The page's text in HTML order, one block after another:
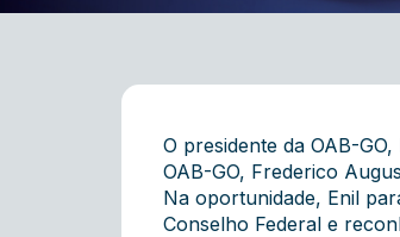
O presidente da OAB-
OAB-GO, Frederico
Na oportunidade, Enil
Conselho Federal e